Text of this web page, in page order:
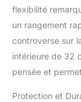
flexibilité
un rangement
controverse sur
intérieure de 32
pensée et
Protection et